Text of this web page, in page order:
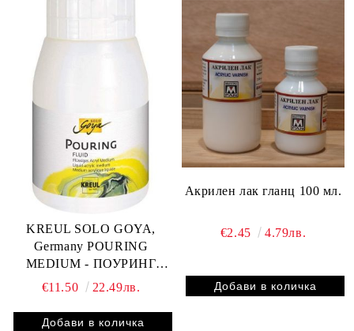
KREUL SOLO GOYA,
Germany POURING
MEDIUM - ПОУРИНГ
АКРИЛЕН МЕДИУМ за
мл.
€11.50 22.49лв.
Акрилен лак гланц 100 мл.
€2.45 4.79лв.